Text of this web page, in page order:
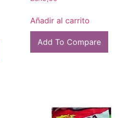
Añadir al carrito
Add To Compare